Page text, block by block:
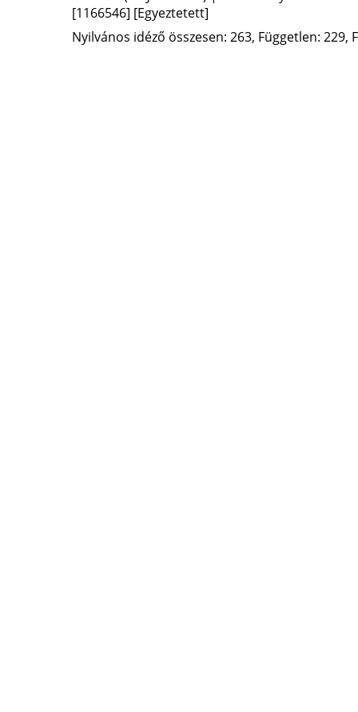
[1166546] [Egyeztetett]
Nyilvános idéző összesen: 263, Független: 229,